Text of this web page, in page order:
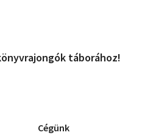
táborához!
Cégünk